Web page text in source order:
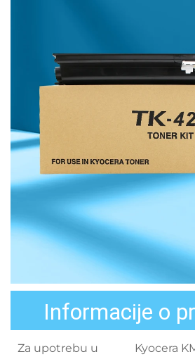
Informacije o
Za upotrebu u
Kyocera